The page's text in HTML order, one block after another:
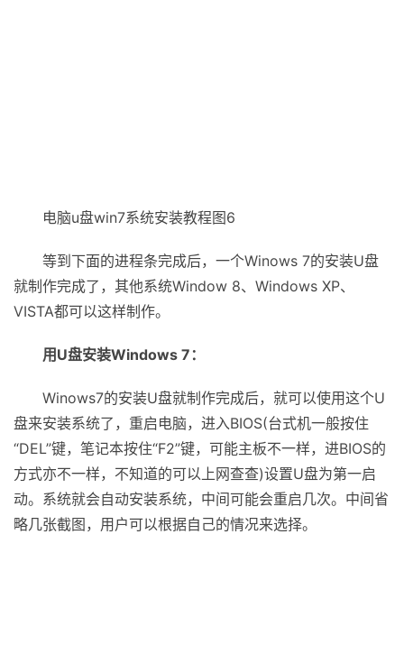
电脑u盘win7系统安装教程图6
等到下面的进程条完成后，一个Winows 7的安装U盘
就制作完成了，其他系统Window 8、Windows XP、
VISTA都可以这样制作。
用U盘安装Windows 7：
Winows7的安装U盘就制作完成后，就可以使用这个U
盘来安装系统了，重启电脑，进入BIOS(台式机一般按住
“DEL”键，笔记本按住“F2”键，可能主板不一样，进BIOS的
方式亦不一样，不知道的可以上网查查)设置U盘为第一启
动。系统就会自动安装系统，中间可能会重启几次。中间省
略几张截图，用户可以根据自己的情况来选择。